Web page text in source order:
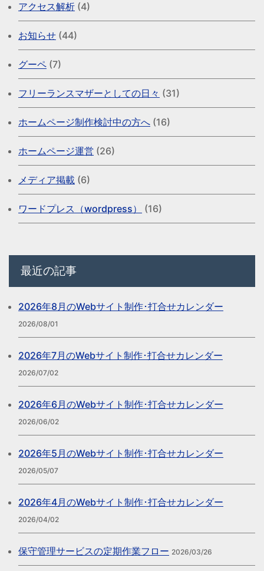
アクセス解析 (4)
お知らせ (44)
グーペ (7)
フリーランスマザーとしての日々 (31)
ホームページ制作検討中の方へ (16)
ホームページ運営 (26)
メディア掲載 (6)
ワードプレス（wordpress） (16)
最近の記事
2026年8月のWebサイト制作･打合せカレンダー
2026/08/01
2026年7月のWebサイト制作･打合せカレンダー
2026/07/02
2026年6月のWebサイト制作･打合せカレンダー
2026/06/02
2026年5月のWebサイト制作･打合せカレンダー
2026/05/07
2026年4月のWebサイト制作･打合せカレンダー
2026/04/02
保守管理サービスの定期作業フロー 2026/03/26